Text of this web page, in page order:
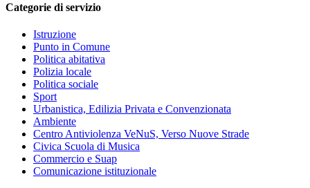
Categorie di servizio
Istruzione
Punto in Comune
Politica abitativa
Polizia locale
Politica sociale
Sport
Urbanistica, Edilizia Privata e Convenzionata
Ambiente
Centro Antiviolenza VeNuS, Verso Nuove Strade
Civica Scuola di Musica
Commercio e Suap
Comunicazione istituzionale